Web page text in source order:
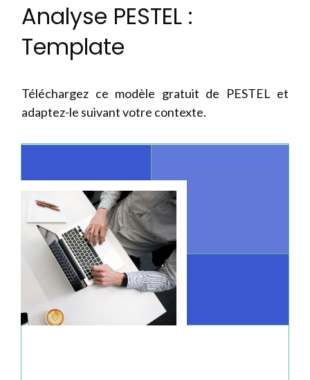
Analyse PESTEL :
Template
Téléchargez ce modèle gratuit de PESTEL et
adaptez-le suivant votre contexte.